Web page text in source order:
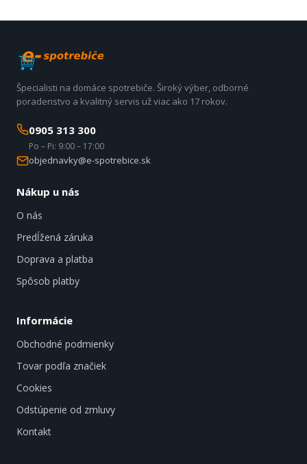
Špecialisti na domáce spotrebiče. Široký výber, odborné
poradenstvo a kvalitný servis už viac ako 17 rokov.
0905 313 300
Po – Pi: 9:00 – 17:00
objednavky@e-spotrebice.sk
Nákup u nás
O nás
Predĺžená záruka
Doprava a platba
Spôsob platby
Informácie
Obchodné podmienky
Tovar podľa značiek
Cookies
Odstúpenie od zmluvy
Kontakt